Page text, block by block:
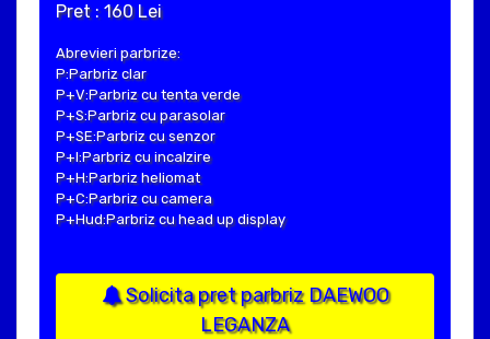
Pret : 160 Lei
Abrevieri parbrize:
P:Parbriz clar
P+V:Parbriz cu tenta verde
P+S:Parbriz cu parasolar
P+SE:Parbriz cu senzor
P+I:Parbriz cu incalzire
P+H:Parbriz heliomat
P+C:Parbriz cu camera
P+Hud:Parbriz cu head up display
Solicita pret parbriz DAEWOO
LEGANZA